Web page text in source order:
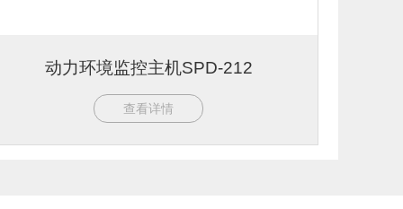
动力环境监控主机SPD-212
查看详情